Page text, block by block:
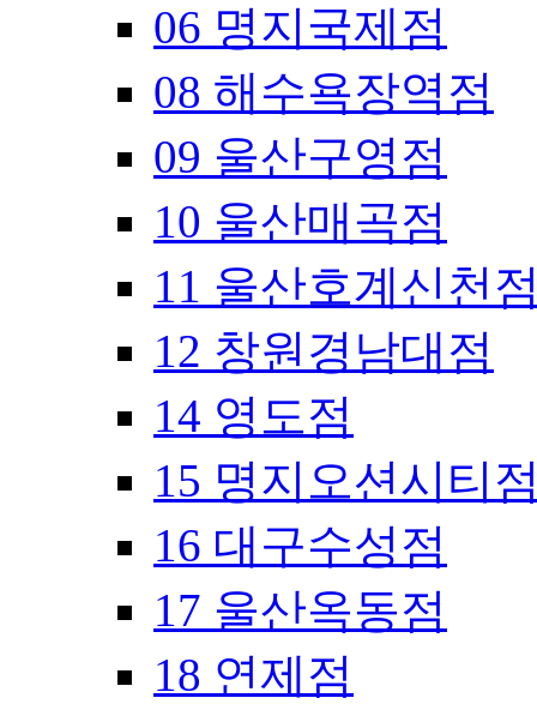
06 명지국제점
08 해수욕장역점
09 울산구영점
10 울산매곡점
11 울산호계신천
12 창원경남대점
14 영도점
15 명지오션시티
16 대구수성점
17 울산옥동점
18 연제점